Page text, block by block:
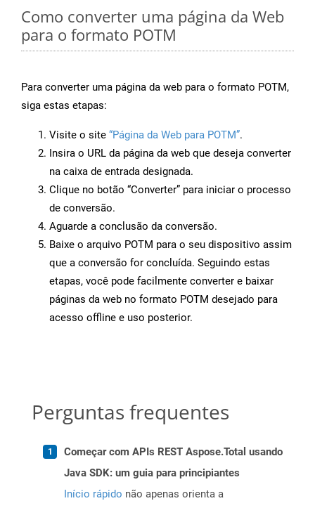
Como converter uma página da Web
para o formato POTM
Para converter uma página da web para o formato POTM,
siga estas etapas:
Visite o site “Página da Web para POTM”.
Insira o URL da página da web que deseja converter
na caixa de entrada designada.
Clique no botão “Converter” para iniciar o processo
de conversão.
Aguarde a conclusão da conversão.
Baixe o arquivo POTM para o seu dispositivo assim
que a conversão for concluída. Seguindo estas
etapas, você pode facilmente converter e baixar
páginas da web no formato POTM desejado para
acesso offline e uso posterior.
Perguntas frequentes
Começar com APIs REST Aspose.Total usando
Java SDK: um guia para principiantes
Início rápido não apenas orienta a